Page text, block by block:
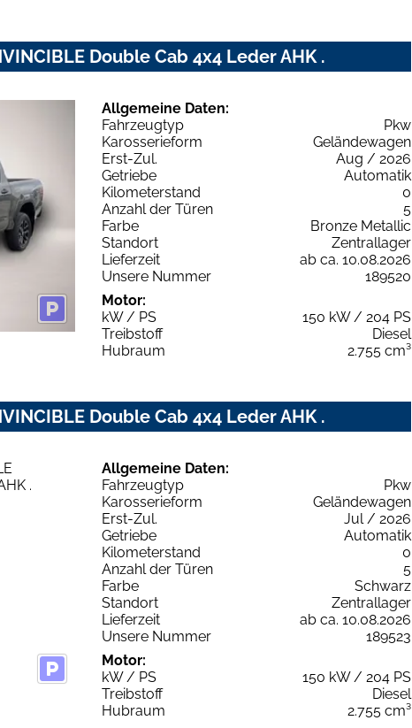
Double Cab 4x4 Leder AHK .
Allgemeine Daten:
Fahrzeugtyp
Pkw
Karosserieform
Geländewagen
Erst-Zul.
Aug / 2026
Getriebe
Automatik
Kilometerstand
0
Anzahl der Türen
5
Farbe
Bronze Metallic
Standort
Zentrallager
Lieferzeit
ab ca. 10.08.2026
Unsere Nummer
189520
Motor:
kW / PS
150 kW / 204 PS
Treibstoff
Diesel
Hubraum
2.755 cm³
Double Cab 4x4 Leder AHK .
Allgemeine Daten:
Fahrzeugtyp
Pkw
Karosserieform
Geländewagen
Erst-Zul.
Jul / 2026
Getriebe
Automatik
Kilometerstand
0
Anzahl der Türen
5
Farbe
Schwarz
Standort
Zentrallager
Lieferzeit
ab ca. 10.08.2026
Unsere Nummer
189523
Motor:
kW / PS
150 kW / 204 PS
Treibstoff
Diesel
Hubraum
2.755 cm³